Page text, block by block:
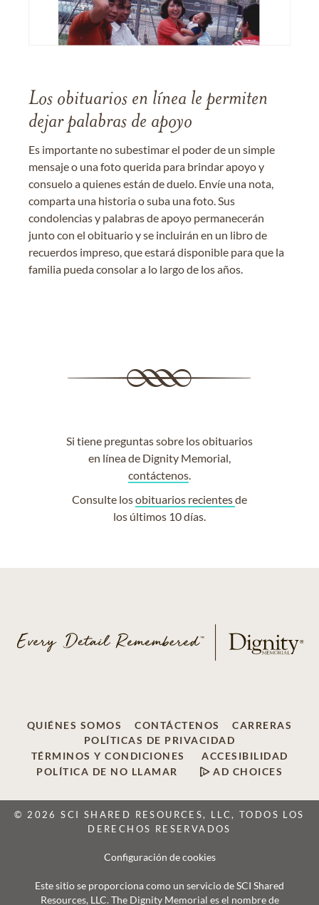
Los obituarios en línea le permiten
dejar palabras de apoyo
Es importante no subestimar el poder de un simple
mensaje o una foto querida para brindar apoyo y
consuelo a quienes están de duelo. Envíe una nota,
comparta una historia o suba una foto. Sus
condolencias y palabras de apoyo permanecerán
junto con el obituario y se incluirán en un libro de
recuerdos impreso, que estará disponible para que la
familia pueda consolar a lo largo de los años.
Si tiene preguntas sobre los obituarios
en línea de Dignity Memorial,
contáctenos.
Consulte losobituarios recientesde
los últimos 10 días.
QUIÉNES SOMOS CONTÁCTENOS
CARRERAS
POLÍTICAS DE PRIVACIDAD
TÉRMINOS Y CONDICIONES
ACCESIBILIDAD
POLÍTICA DE NO LLAMAR
AD CHOICES
© 2026 SCI SHARED RESOURCES, LLC, TODOS LOS
DERECHOS RESERVADOS
Configuración de cookies
Este sitio se proporciona como un servicio de SCI Shared
Resources, LLC. The Dignity Memorial es el nombre de